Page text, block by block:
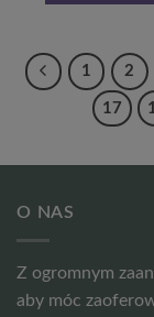
1 2
17
O NAS
Z ogromnym
aby móc